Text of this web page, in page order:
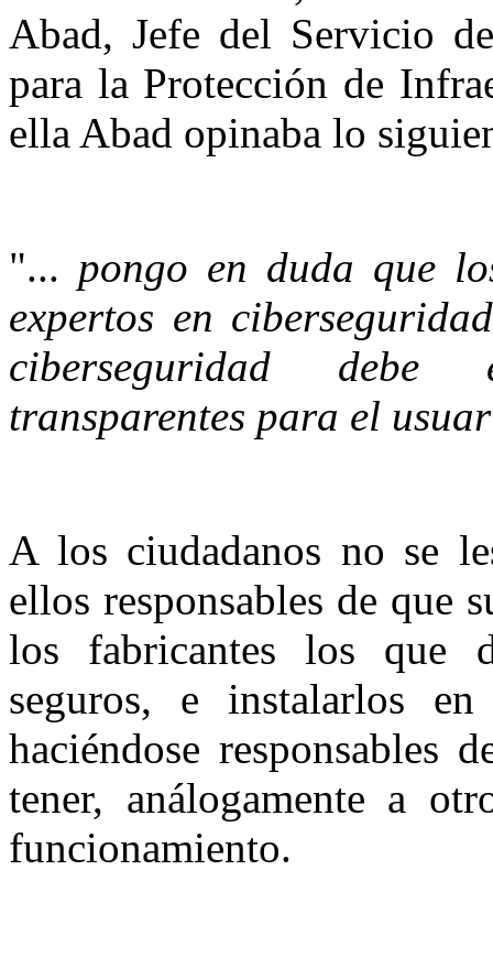
Abad, Jefe del Servicio
para la Protección de
ella Abad opinaba lo
"... pongo en duda que
expertos en
ciberseguridad debe
transparentes para el
A los ciudadanos no se
ellos responsables de que
los fabricantes los que
seguros, e instalarlos
haciéndose responsables
tener, análogamente a
funcionamiento.